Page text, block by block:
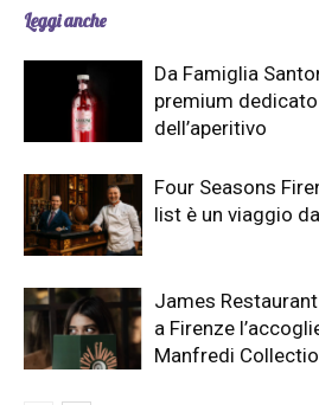
Leggi anche
Da Famiglia
premium
dell’aperitivo
Four Seasons
list è un viaggio
James
a Firenze
Manfredi